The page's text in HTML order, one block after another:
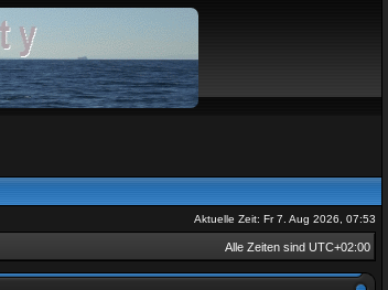
Aktuelle Zeit: Fr 7. Aug 2026, 07:53
Alle Zeiten sind UTC+02:00